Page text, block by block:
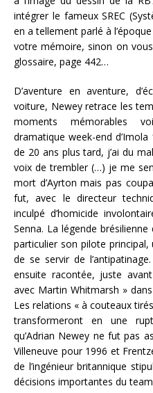
intégrer le fameux SREC
en a tellement parlé à
votre mémoire, sinon on
glossaire, page 442…
D’aventure en aventure,
voiture, Newey retrace les
moments mémorables
dramatique week-end
de 20 ans plus tard, j’ai du
voix de trembler (…) je me
mort d’Ayrton mais pas
fut, avec le directeur
inculpé d’homicide
Senna. La légende
particulier son pilote principal,
de se servir de
ensuite racontée, juste
avec Martin Whitmarsh »
Les relations « à couteaux
transformeront en une
qu’Adrian Newey ne fut pas
Villeneuve pour 1996 et
de l’ingénieur britannique
décisions importantes du